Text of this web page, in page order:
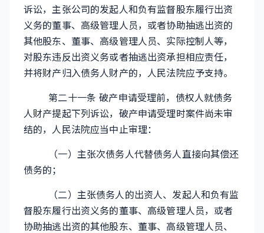
诉讼，主张公司的发起人和负有监督股东履行出资
义务的董事、高级管理人员，或者协助抽逃出资的
其他股东、董事、高级管理人员、实际控制人等，
对股东违反出资义务或者抽逃出资承担相应责任，
并将财产归入债务人财产的，人民法院应予支持。
第二十一条 破产申请受理前，债权人就债务
人财产提起下列诉讼，破产申请受理时案件尚未审
结的，人民法院应当中止审理：
（一）主张次债务人代替债务人直接向其偿还
债务的；
（二）主张债务人的出资人、发起人和负有监
督股东履行出资义务的董事、高级管理人员，或者
协助抽逃出资的其他股东、董事、高级管理人员、